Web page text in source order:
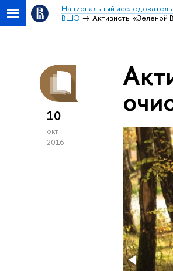
Национальный
ВШЭ
Активисты «Зеленой
10
окт
2016